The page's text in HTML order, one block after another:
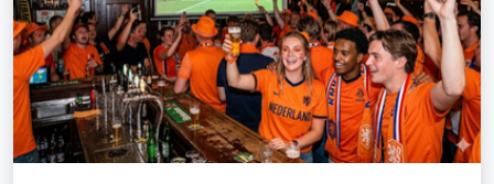
Oude Pijp
Overtoomse Sluis
Overtoomse Veld
Prinses Irenebuurt e.o.